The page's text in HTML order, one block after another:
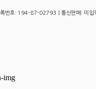
번호: 194-87-02793 | 통신판매: 미입